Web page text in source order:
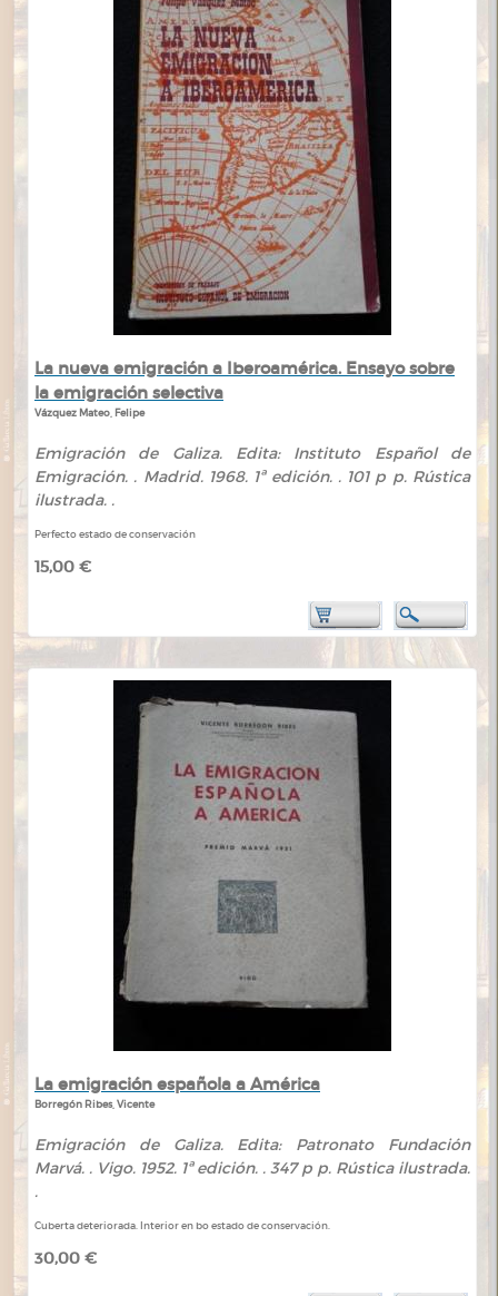
La nueva emigración a Iberoamérica. Ensayo sobre
la emigración selectiva
Vázquez Mateo, Felipe
Emigración de Galiza. Edita: Instituto Español de
Emigración. . Madrid. 1968. 1ª edición. . 101 p p. Rústica
ilustrada. .
Perfecto estado de conservación
15,00 €
La emigración española a América
Borregón Ribes, Vicente
Emigración de Galiza. Edita: Patronato Fundación
Marvá. . Vigo. 1952. 1ª edición. . 347 p p. Rústica ilustrada.
.
Cuberta deteriorada. Interior en bo estado de conservación.
30,00 €